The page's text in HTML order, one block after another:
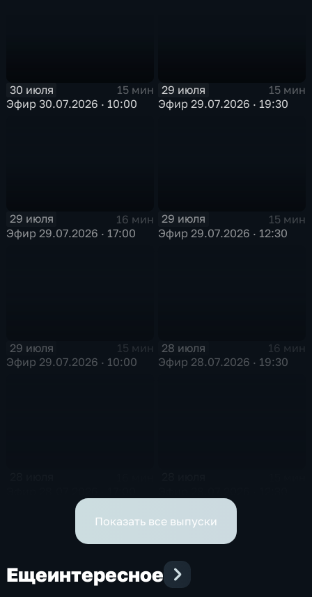
30 июля
15 мин
Эфир 30.07.2026 · 10:00
29 июля
15 мин
Эфир 29.07.2026 · 19:30
29 июля
16 мин
Эфир 29.07.2026 · 17:00
29 июля
15 мин
Эфир 29.07.2026 · 12:30
29 июля
15 мин
Эфир 29.07.2026 · 10:00
28 июля
16 мин
Эфир 28.07.2026 · 19:30
Показать все выпуски
Ещеинтересное